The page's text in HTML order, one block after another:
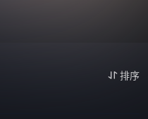
排序